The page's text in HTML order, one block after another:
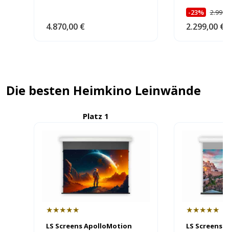
4.870,00 €
-23%
2.299,00 €
Die besten Heimkino Leinwände
Platz 1
★★★★★
LS Screens ApolloMotion
★★★★★
LS Screens